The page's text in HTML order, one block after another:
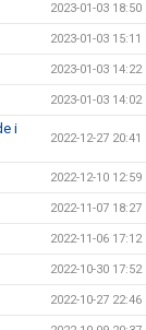
2023-01-03 18:50
2023-01-03 15:11
2023-01-03 14:22
2023-01-03 14:02
i
2022-12-27 20:41
2022-12-10 12:59
2022-11-07 18:27
2022-11-06 17:12
2022-10-30 17:52
2022-10-27 22:46